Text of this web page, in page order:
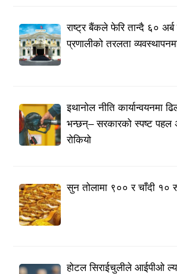
राष्ट्र बैंकले फेरि तान्दै ६०
प्रणालीको तरलता
इथानोल नीति कार्यान्वयनमा
भन्छन्– सरकारको स्पष्ट पहल
रोकियो
सुन तोलामा ९०० र चाँदी १०
होटल सिराईचुलीले आईपीओ